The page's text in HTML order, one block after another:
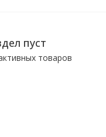
пуст
товаров